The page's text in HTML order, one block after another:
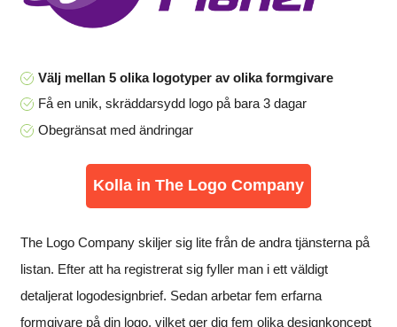
Välj mellan 5 olika logotyper av olika formgivare
Få en unik, skräddarsydd logo på bara 3 dagar
Obegränsat med ändringar
Kolla in The Logo Company
The Logo Company skiljer sig lite från de andra tjänsterna på
listan. Efter att ha registrerat sig fyller man i ett väldigt
detaljerat logodesignbrief. Sedan arbetar fem erfarna
formgivare på din logo, vilket ger dig fem olika designkoncept